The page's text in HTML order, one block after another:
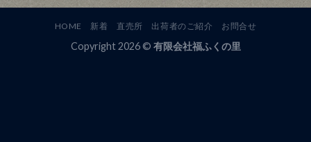
HOME 新着 直売所 出荷者のご紹介 お問合せ
Copyright 2026 © 有限会社福ふくの里